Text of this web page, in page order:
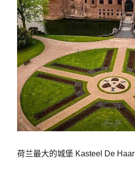
荷兰最大的城堡 Kasteel De Haar